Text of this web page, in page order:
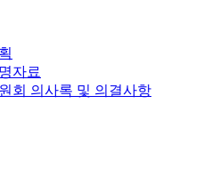
자료
회 의사록 및 의결사항